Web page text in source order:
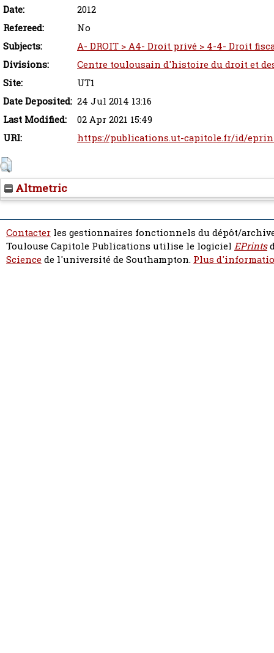
Date:
2012
Refereed:
No
Subjects:
A- DROIT > A4- Droit privé > 4-4- Droit
Divisions:
Centre toulousain d'histoire du droit et
Site:
UT1
Date Deposited: 24 Jul 2014 13:16
Last Modified:
02 Apr 2021 15:49
URI:
https://publications.ut-capitole.fr/id/
Altmetric
Contacter les gestionnaires fonctionnels du dépôt/
Toulouse Capitole Publications utilise le logiciel EPrints
Sciencede l'université de Southampton. Plus